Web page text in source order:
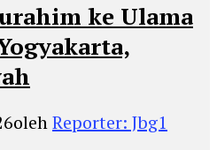
ke Ulama
olehReporter: Jbg1